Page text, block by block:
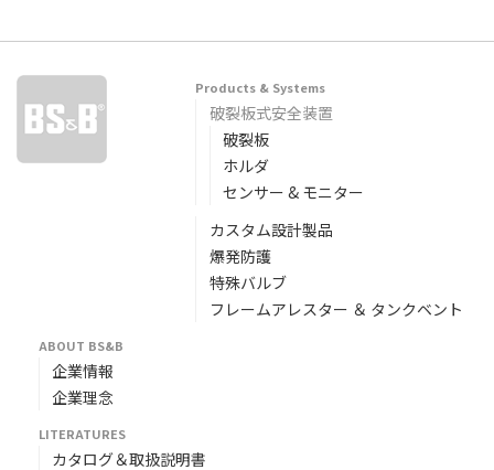
Products & Systems
破裂板式安全装置
破裂板
ホルダ
センサー & モニター
カスタム設計製品
爆発防護
特殊バルブ
フレームアレスター ＆ タンクベント
ABOUT BS&B
企業情報
企業理念
LITERATURES
カタログ＆取扱説明書